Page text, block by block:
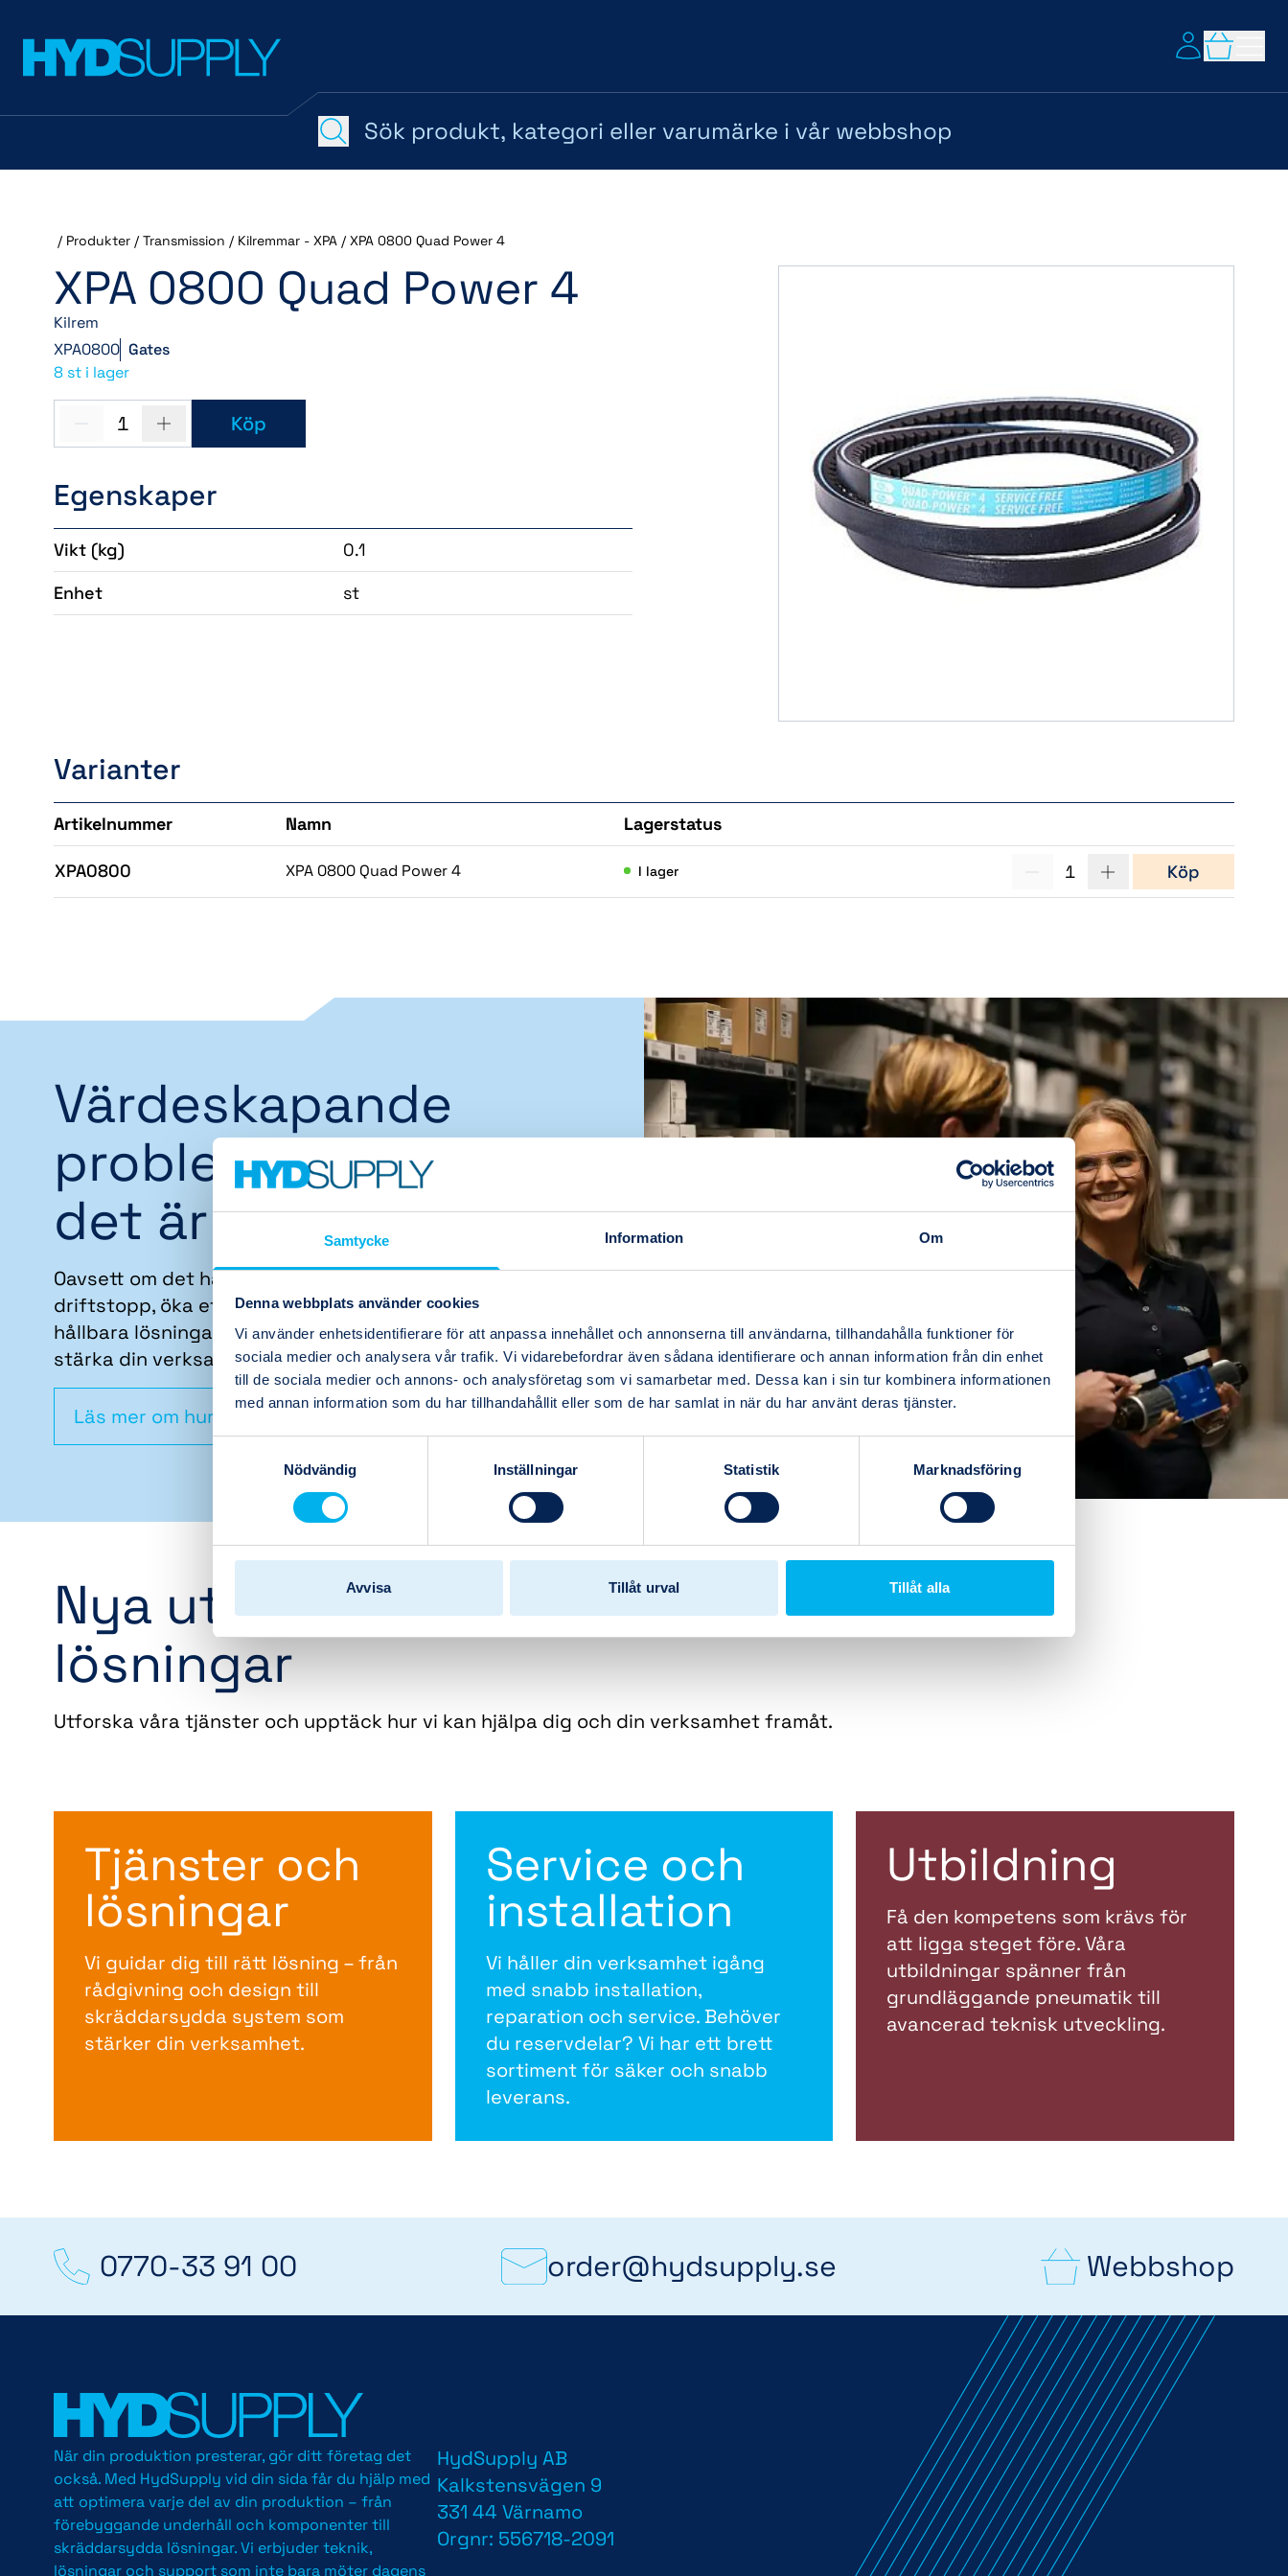
Samtycke Information Om
Denna webbplats använder cookies
Vi använder enhetsidentifierare för att anpassa innehållet och annonserna till användarna, tillhandahålla funktioner för
sociala medier och analysera vår trafik. Vi vidarebefordrar även sådana identifierare och annan information från din enhet
till de sociala medier och annons- och analysföretag som vi samarbetar med. Dessa kan i sin tur kombinera informationen
med annan information som du har tillhandahållit eller som de har samlat in när du har använt deras tjänster.
Samtyckesval
Nödvändig
Inställningar Statistik Marknadsföring
Avvisa Tillåt urval Tillåt alla
/ Produkter / Transmission / Kilremmar - XPA / XPA 0800 Quad Power 4
XPA 0800 Quad Power 4
Kilrem
XPA0800 Gates
8 st i lager
1 Köp
Egenskaper
Vikt (kg)
0.1
Enhet
st
Varianter
Artikelnummer Namn Lagerstatus
XPA0800
XPA 0800 Quad Power 4 I lager 1 Köp
Värdeskapande
problemlösare,
det är vi
Oavsett om det handlar om att förebygga
driftstopp, öka effektiviteten eller skapa
hållbara lösningar för framtiden, är vi här för att
stärka din verksamhet.
Läs mer om hur vi jobbar
Nya utmaningar kräver smarta
lösningar
Utforska våra tjänster och upptäck hur vi kan hjälpa dig och din verksamhet framåt.
Tjänster och
lösningar
Vi guidar dig till rätt lösning – från
rådgivning och design till
skräddarsydda system som
stärker din verksamhet.
Service och
installation
Vi håller din verksamhet igång
med snabb installation,
reparation och service. Behöver
du reservdelar? Vi har ett brett
sortiment för säker och snabb
leverans.
Utbildning
Få den kompetens som krävs för
att ligga steget före. Våra
utbildningar spänner från
grundläggande pneumatik till
avancerad teknisk utveckling.
0770-33 91 00 order@hydsupply.se Webbshop
När din produktion presterar, gör ditt företag det
också. Med HydSupply vid din sida får du hjälp med
att optimera varje del av din produktion – från
förebyggande underhåll och komponenter till
skräddarsydda lösningar. Vi erbjuder teknik,
lösningar och support som inte bara möter dagens
HydSupply AB
Kalkstensvägen 9
331 44 Värnamo
Orgnr: 556718-2091